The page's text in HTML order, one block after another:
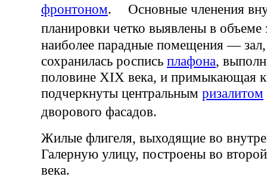
фронтоном. Основные членения
планировки четко выявлены в
наиболее парадные помещения —
сохранилась роспись плафона,
половине XIX века, и примыкающая
подчеркнуты центральным ризалитом
дворового фасадов.
Жилые флигеля, выходящие во
Галерную улицу, построены во
века.